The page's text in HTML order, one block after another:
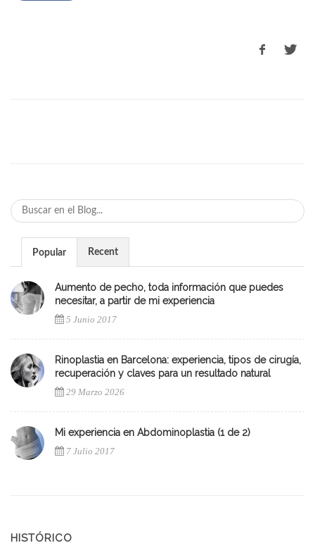
Popular Recent
Aumento de pecho, toda información que puedes
necesitar, a partir de mi experiencia
5 Junio 2017
Rinoplastia en Barcelona: experiencia, tipos de cirugía,
recuperación y claves para un resultado natural
29 Marzo 2026
Mi experiencia en Abdominoplastia (1 de 2)
7 Julio 2017
HISTÓRICO